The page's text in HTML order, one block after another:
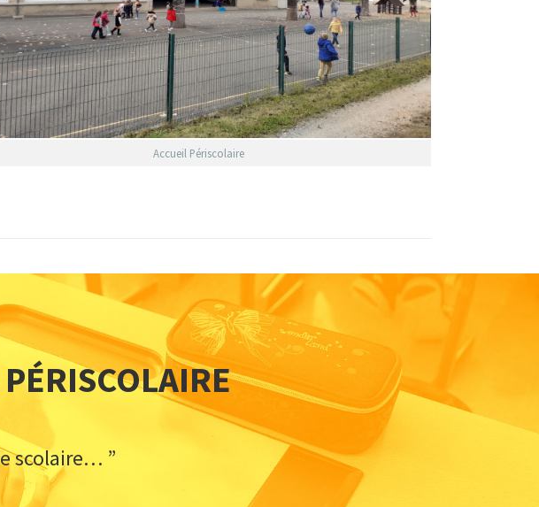
Accueil Périscolaire
scolaire… ”